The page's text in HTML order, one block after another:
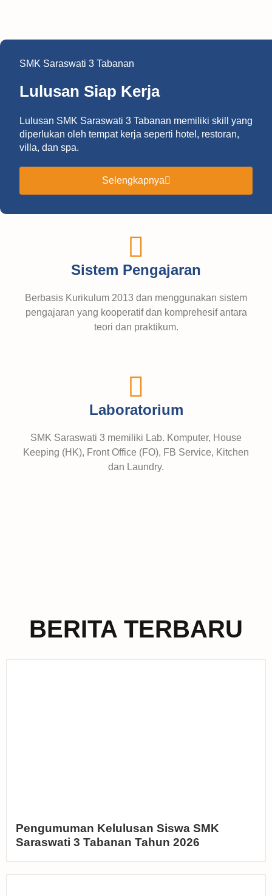
SMK Saraswati 3 Tabanan
Lulusan Siap Kerja
Lulusan SMK Saraswati 3 Tabanan memiliki skill yang
diperlukan oleh tempat kerja seperti hotel, restoran,
villa, dan spa.
Selengkapnya
Sistem Pengajaran
Berbasis Kurikulum 2013 dan menggunakan sistem
pengajaran yang kooperatif dan komprehesif antara
teori dan praktikum.
Laboratorium
SMK Saraswati 3 memiliki Lab. Komputer, House
Keeping (HK), Front Office (FO), FB Service, Kitchen
dan Laundry.
BERITA TERBARU
Pengumuman Kelulusan Siswa SMK
Saraswati 3 Tabanan Tahun 2026